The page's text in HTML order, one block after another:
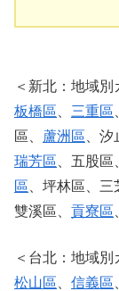
＜新北：地域別
板橋區
三重區
區、 蘆洲區 、
瑞芳區 、五股
區 、坪林區、三
雙溪區、 貢寮區
＜台北：地域別
松山區
信義區